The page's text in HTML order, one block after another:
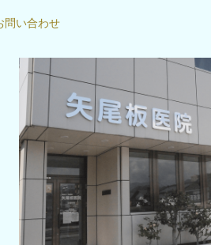
問い合わせ